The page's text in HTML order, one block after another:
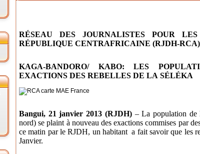
RÉSEAU DES JOURNALISTES POUR
RÉPUBLIQUE CENTRAFRICAINE (RJDH-RCA)
KAGA-BANDORO/ KABO: LES
EXACTIONS DES REBELLES DE LA SÉLÉKA
Bangui, 21 janvier 2013 (RJDH)– La population de
nord) se plaint à nouveau des exactions commises par
ce matin par le RJDH, un habitant a fait savoir que les
Janvier.